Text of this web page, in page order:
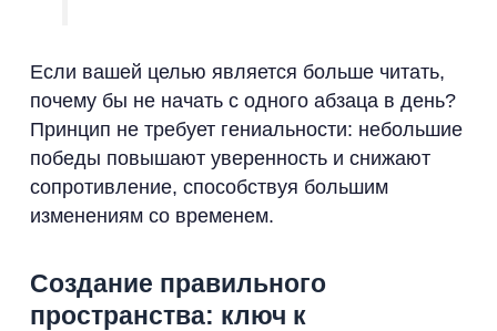
Если вашей целью является больше читать,
почему бы не начать с одного абзаца в день?
Принцип не требует гениальности: небольшие
победы повышают уверенность и снижают
сопротивление, способствуя большим
изменениям со временем.
Создание правильного
пространства: ключ к